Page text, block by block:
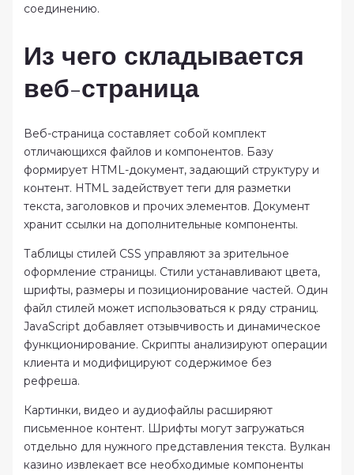
соединению.
Из чего складывается
веб-страница
Веб-страница составляет собой комплект
отличающихся файлов и компонентов. Базу
формирует HTML-документ, задающий структуру и
контент. HTML задействует теги для разметки
текста, заголовков и прочих элементов. Документ
хранит ссылки на дополнительные компоненты.
Таблицы стилей CSS управляют за зрительное
оформление страницы. Стили устанавливают цвета,
шрифты, размеры и позиционирование частей. Один
файл стилей может использоваться к ряду страниц.
JavaScript добавляет отзывчивость и динамическое
функционирование. Скрипты анализируют операции
клиента и модифицируют содержимое без
рефреша.
Картинки, видео и аудиофайлы расширяют
письменное контент. Шрифты могут загружаться
отдельно для нужного представления текста. Вулкан
казино извлекает все необходимые компоненты